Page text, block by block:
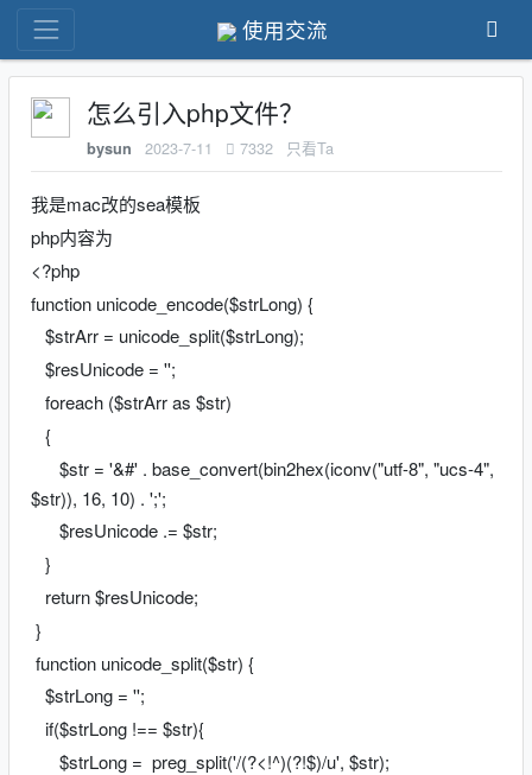
使用交流
怎么引入php文件？
bysun 2023-7-11 7332 只看Ta
我是mac改的sea模板
php内容为
<?php
function unicode_encode($strLong) {
$strArr = unicode_split($strLong);
$resUnicode = '';
foreach ($strArr as $str)
{
$str = '&#' . base_convert(bin2hex(iconv("utf-8", "ucs-4",
$str)), 16, 10) . ';';
$resUnicode .= $str;
}
return $resUnicode;
}
function unicode_split($str) {
$strLong = '';
if($strLong !== $str){
$strLong = preg_split('/(?<!^)(?!$)/u', $str);